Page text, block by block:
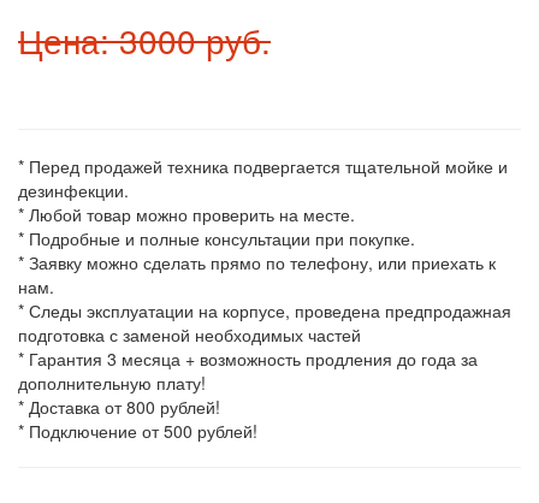
Цена: 3000 руб.
* Перед продажей техника подвергается тщательной мойке и
дезинфекции.
* Любой товар можно проверить на месте.
* Подробные и полные консультации при покупке.
* Заявку можно сделать прямо по телефону, или приехать к
нам.
* Следы эксплуатации на корпусе, проведена предпродажная
подготовка с заменой необходимых частей
* Гарантия 3 месяца + возможность продления до года за
дополнительную плату!
* Доставка от 800 рублей!
* Подключение от 500 рублей!